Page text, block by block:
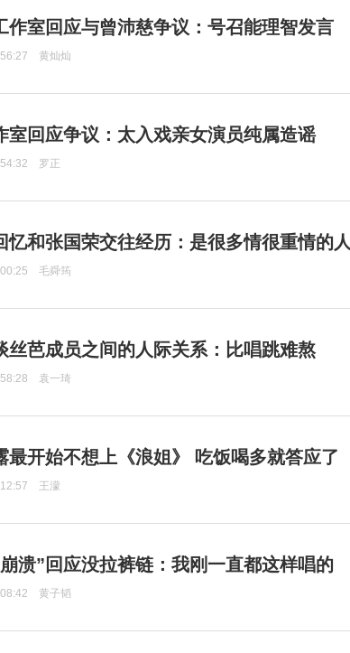
作室回应与曾沛慈争议：号召能理智发言
黄灿灿
室回应争议：太入戏亲女演员纯属造谣
罗正
忆和张国荣交往经历：是很多情很重情的人
毛舜筠
丝芭成员之间的人际关系：比唱跳难熬
袁一琦
最开始不想上《浪姐》 吃饭喝多就答应了
王濛
溃”回应没拉裤链：我刚一直都这样唱的
黄子韬